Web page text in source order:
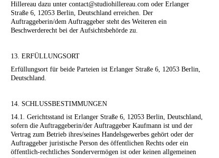
Hillereau dazu unter contact@studiohillereau.com oder Erlanger
Straße 6, 12053 Berlin, Deutschland erreichen. Der
Auftraggeberin/dem Auftraggeber steht des Weiteren ein
Beschwerderecht bei der Aufsichtsbehörde zu.
13. ERFÜLLUNGSORT
Erfüllungsort für beide Parteien ist Erlanger Straße 6, 12053 Berlin,
Deutschland.
14. SCHLUSSBESTIMMUNGEN
14.1. Gerichtsstand ist Erlanger Straße 6, 12053 Berlin, Deutschland,
sofern die Auftraggeberin/der Auftraggeber Kaufmann ist und der
Vertrag zum Betrieb ihres/seines Handelsgewerbes gehört oder der
Auftraggeber juristische Person des öffentlichen Rechts oder ein
öffentlich-rechtliches Sondervermögen ist oder keinen allgemeinen